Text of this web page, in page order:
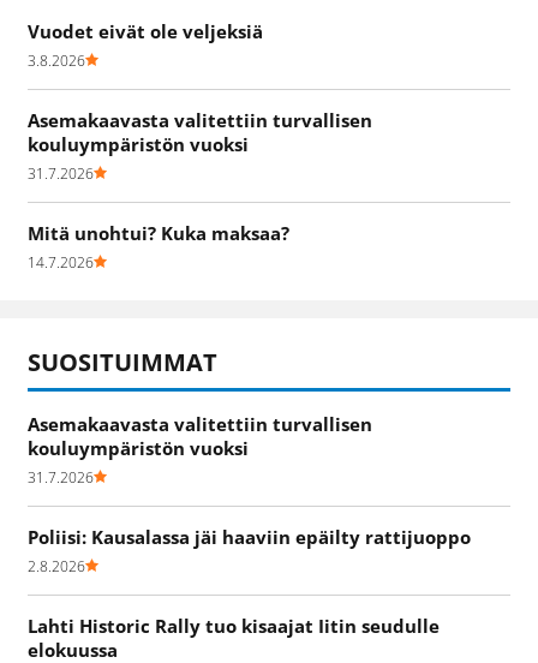
Vuodet eivät ole veljeksiä
3.8.2026
Asemakaavasta valitettiin turvallisen
kouluympäristön vuoksi
31.7.2026
Mitä unohtui? Kuka maksaa?
14.7.2026
SUOSITUIMMAT
Asemakaavasta valitettiin turvallisen
kouluympäristön vuoksi
31.7.2026
Poliisi: Kausalassa jäi haaviin epäilty rattijuoppo
2.8.2026
Lahti Historic Rally tuo kisaajat Iitin seudulle
elokuussa